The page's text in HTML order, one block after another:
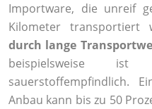
Importware, die unreif
Kilometer transportiert
durch lange
beispielsweise
sauerstoffempfindlich.
Anbau kann bis zu 50